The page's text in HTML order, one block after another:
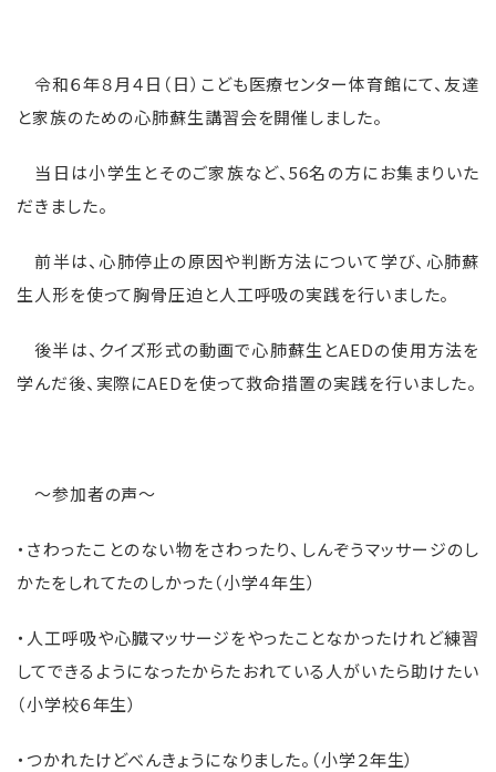
令和６年８月４日（日）こども医療センター体育館にて、友達
と家族のための心肺蘇生講習会を開催しました。
当日は小学生とそのご家族など、56名の方にお集まりいた
だきました。
前半は、心肺停止の原因や判断方法について学び、心肺蘇
生人形を使って胸骨圧迫と人工呼吸の実践を行いました。
後半は、クイズ形式の動画で心肺蘇生とAEDの使用方法を
学んだ後、実際にAEDを使って救命措置の実践を行いました。
～参加者の声～
・さわったことのない物をさわったり、しんぞうマッサージのし
かたをしれてたのしかった（小学４年生）
・人工呼吸や心臓マッサージをやったことなかったけれど練習
してできるようになったからたおれている人がいたら助けたい
（小学校６年生）
・つかれたけどべんきょうになりました。（小学２年生）